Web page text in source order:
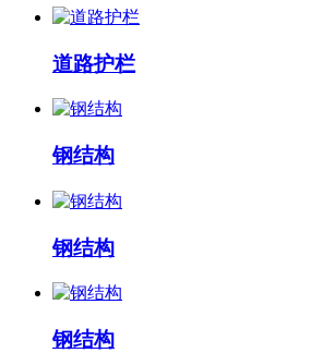
道路护栏
钢结构
钢结构
钢结构